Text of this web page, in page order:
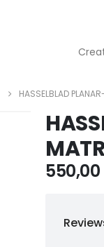
HASSELBLAD
550,00